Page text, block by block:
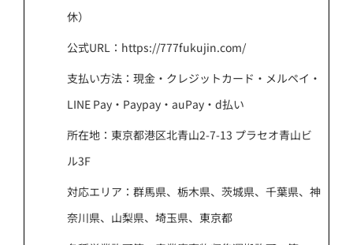
休）
公式URL：https://777fukujin.com/
支払い方法：現金・クレジットカード・メルペイ・
LINE Pay・Paypay・auPay・d払い
所在地：東京都港区北青山2-7-13 プラセオ青山ビ
ル3F
対応エリア：群馬県、栃木県、茨城県、千葉県、神
奈川県、山梨県、埼玉県、東京都